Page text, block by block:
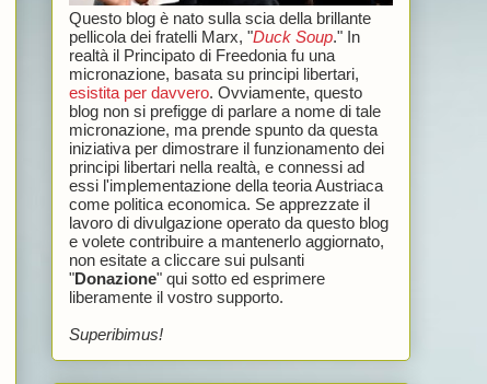
Questo blog è nato sulla scia della brillante
pellicola dei fratelli Marx, "Duck Soup." In
realtà il Principato di Freedonia fu una
micronazione, basata su principi libertari,
esistita per davvero. Ovviamente, questo
blog non si prefigge di parlare a nome di tale
micronazione, ma prende spunto da questa
iniziativa per dimostrare il funzionamento dei
principi libertari nella realtà, e connessi ad
essi l'implementazione della teoria Austriaca
come politica economica. Se apprezzate il
lavoro di divulgazione operato da questo blog
e volete contribuire a mantenerlo aggiornato,
non esitate a cliccare sui pulsanti
"Donazione" qui sotto ed esprimere
liberamente il vostro supporto.
Superibimus!